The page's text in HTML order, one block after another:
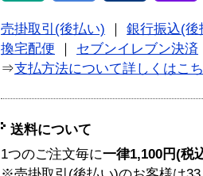
売掛取引(後払い)
銀行振込(後
換宅配便
セブンイレブン決済
⇒支払方法について詳しくはこ
送料について
1つのご注文毎に一律1,100円(税